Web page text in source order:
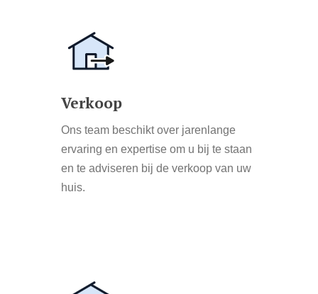
Verkoop
Ons team beschikt over jarenlange
ervaring en expertise om u bij te staan
en te adviseren bij de verkoop van uw
huis.